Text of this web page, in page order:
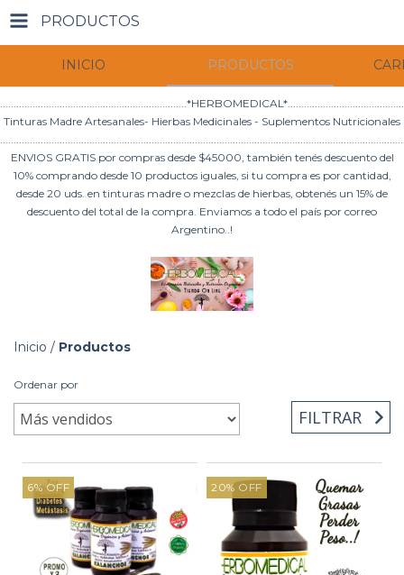
PRODUCTOS
INICIO PRODUCTOS
Tinturas Madre Artesanales- Hierbas Medicinales - Suplementos Nutricionales
ENVIOS GRATIS por compras desde $45000, también tenés descuento del
10% comprando desde 10 productos iguales, si tu compra es por cantidad,
desde 20 uds. en tinturas madre o mezclas de hierbas, obtenés un 15% de
descuento del total de la compra. Enviamos a todo el país por correo
Argentino..!
Inicio / Productos
Ordenar por
FILTRAR
6% OFF 20% OFF